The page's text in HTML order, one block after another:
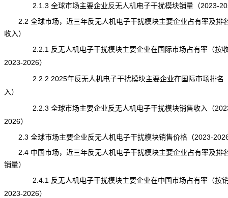
2.1.3 全球市场主要企业反无人机电子干扰模块销量（2023-
2.2 全球市场，近三年反无人机电子干扰模块主要企业占有率及排
收入）
2.2.1 反无人机电子干扰模块主要企业在国际市场占有率（按
2023-2026）
2.2.2 2025年反无人机电子干扰模块主要企业在国际市场排名
入）
2.2.3 全球市场主要企业反无人机电子干扰模块销售收入（
2026）
2.3 全球市场主要企业反无人机电子干扰模块销售价格（2023-
2.4 中国市场，近三年反无人机电子干扰模块主要企业占有率及排
销量）
2.4.1 反无人机电子干扰模块主要企业在中国市场占有率（按
2023-2026）